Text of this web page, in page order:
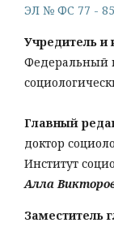
ЭЛ № ФС 77 -
Учредитель и
Федеральный
Главный
доктор
Институт
Алла
Заместитель